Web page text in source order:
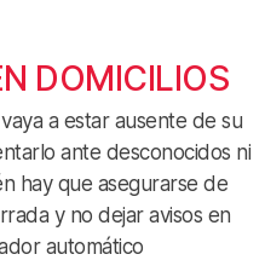
DOMICILIOS
a estar ausente de su
ante desconocidos ni
hay que asegurarse de
y no dejar avisos en
automático